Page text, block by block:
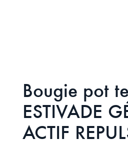
Bougie pot
ESTIVADE
ACTIF